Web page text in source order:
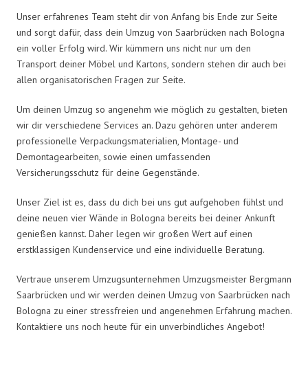
Unser erfahrenes Team steht dir von Anfang bis Ende zur Seite
und sorgt dafür, dass dein Umzug von Saarbrücken nach Bologna
ein voller Erfolg wird. Wir kümmern uns nicht nur um den
Transport deiner Möbel und Kartons, sondern stehen dir auch bei
allen organisatorischen Fragen zur Seite.
Um deinen Umzug so angenehm wie möglich zu gestalten, bieten
wir dir verschiedene Services an. Dazu gehören unter anderem
professionelle Verpackungsmaterialien, Montage- und
Demontagearbeiten, sowie einen umfassenden
Versicherungsschutz für deine Gegenstände.
Unser Ziel ist es, dass du dich bei uns gut aufgehoben fühlst und
deine neuen vier Wände in Bologna bereits bei deiner Ankunft
genießen kannst. Daher legen wir großen Wert auf einen
erstklassigen Kundenservice und eine individuelle Beratung.
Vertraue unserem Umzugsunternehmen Umzugsmeister Bergmann
Saarbrücken und wir werden deinen Umzug von Saarbrücken nach
Bologna zu einer stressfreien und angenehmen Erfahrung machen.
Kontaktiere uns noch heute für ein unverbindliches Angebot!